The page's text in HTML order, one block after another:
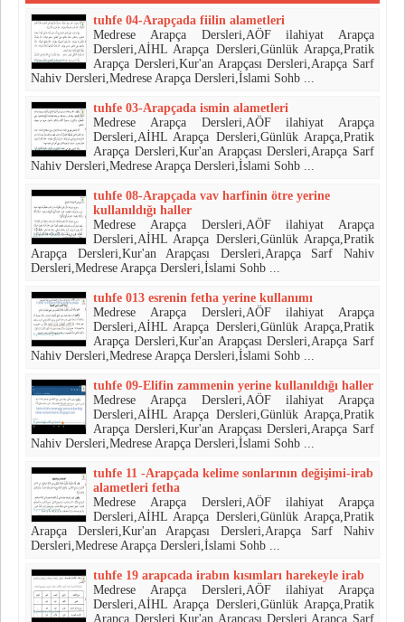
tuhfe 04-Arapçada fiilin alametleri
Medrese Arapça Dersleri,AÖF ilahiyat Arapça
Dersleri,AİHL Arapça Dersleri,Günlük Arapça,Pratik
Arapça Dersleri,Kur'an Arapçası Dersleri,Arapça Sarf
Nahiv Dersleri,Medrese Arapça Dersleri,İslami Sohb ...
tuhfe 03-Arapçada ismin alametleri
Medrese Arapça Dersleri,AÖF ilahiyat Arapça
Dersleri,AİHL Arapça Dersleri,Günlük Arapça,Pratik
Arapça Dersleri,Kur'an Arapçası Dersleri,Arapça Sarf
Nahiv Dersleri,Medrese Arapça Dersleri,İslami Sohb ...
tuhfe 08-Arapçada vav harfinin ötre yerine
kullanıldığı haller
Medrese Arapça Dersleri,AÖF ilahiyat Arapça
Dersleri,AİHL Arapça Dersleri,Günlük Arapça,Pratik
Arapça Dersleri,Kur'an Arapçası Dersleri,Arapça Sarf Nahiv
Dersleri,Medrese Arapça Dersleri,İslami Sohb ...
tuhfe 013 esrenin fetha yerine kullanımı
Medrese Arapça Dersleri,AÖF ilahiyat Arapça
Dersleri,AİHL Arapça Dersleri,Günlük Arapça,Pratik
Arapça Dersleri,Kur'an Arapçası Dersleri,Arapça Sarf
Nahiv Dersleri,Medrese Arapça Dersleri,İslami Sohb ...
tuhfe 09-Elifin zammenin yerine kullanıldığı haller
Medrese Arapça Dersleri,AÖF ilahiyat Arapça
Dersleri,AİHL Arapça Dersleri,Günlük Arapça,Pratik
Arapça Dersleri,Kur'an Arapçası Dersleri,Arapça Sarf
Nahiv Dersleri,Medrese Arapça Dersleri,İslami Sohb ...
tuhfe 11 -Arapçada kelime sonlarının değişimi-irab
alametleri fetha
Medrese Arapça Dersleri,AÖF ilahiyat Arapça
Dersleri,AİHL Arapça Dersleri,Günlük Arapça,Pratik
Arapça Dersleri,Kur'an Arapçası Dersleri,Arapça Sarf Nahiv
Dersleri,Medrese Arapça Dersleri,İslami Sohb ...
tuhfe 19 arapcada irabın kısımları harekeyle irab
Medrese Arapça Dersleri,AÖF ilahiyat Arapça
Dersleri,AİHL Arapça Dersleri,Günlük Arapça,Pratik
Arapça Dersleri,Kur'an Arapçası Dersleri,Arapça Sarf